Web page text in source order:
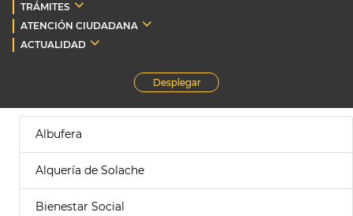
TRÁMITES
ATENCIÓN CIUDADANA
ACTUALIDAD
Desplegar
Albufera
Alquería de Solache
Bienestar Social